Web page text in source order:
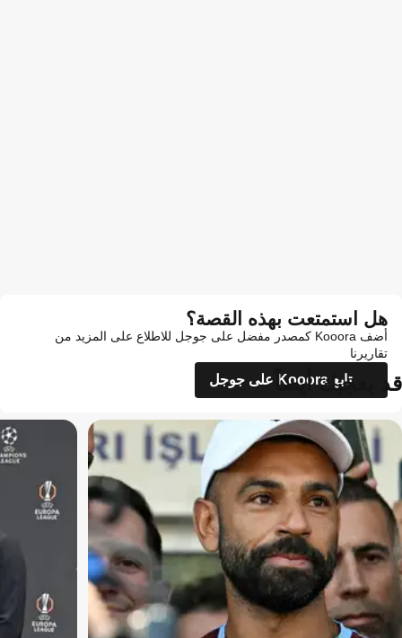
هل استمتعت بهذه القصة؟
أضف Kooora كمصدر مفضل على جوجل للاطلاع على المزيد من
تقاريرنا
تابع Kooora على جوجل
قد يعجبك أيضاً